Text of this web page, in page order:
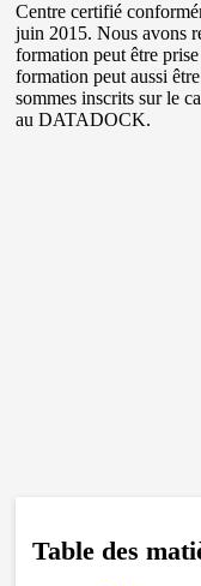
Centre certifié
juin 2015. Nous avons
formation peut être
formation peut aussi
sommes inscrits sur le
au DATADOCK.
Table des